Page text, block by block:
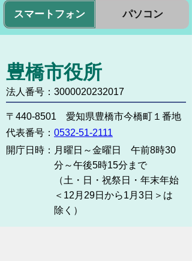
スマートフォン パソコン
豊橋市役所
法人番号：3000020232017
〒440-8501 愛知県豊橋市今橋町１番地
代表番号： 0532-51-2111
開庁日時： 月曜日～金曜日 午前8時30
分～午後5時15分まで
（土・日・祝祭日・年末年始
＜12月29日から1月3日＞は
除く）